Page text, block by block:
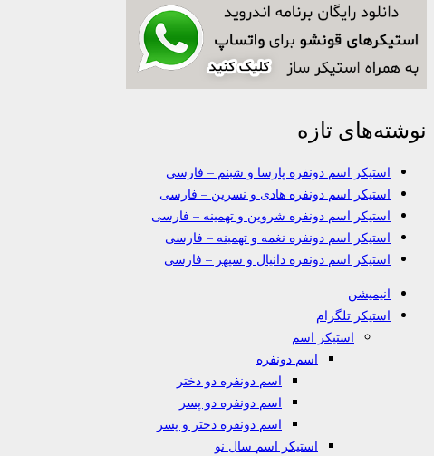
نوشته‌های تازه
استیکر اسم دونفره پارسا و شبنم – فارسی
استیکر اسم دونفره هادی و نسرین – فارسی
استیکر اسم دونفره شروین و تهمینه – فارسی
استیکر اسم دونفره نغمه و تهمینه – فارسی
استیکر اسم دونفره دانیال و سپهر – فارسی
انیمیشن
استیکر تلگرام
استیکر اسم
اسم دونفره
اسم دونفره دو دختر
اسم دونفره دو پسر
اسم دونفره دختر و پسر
استیکر اسم سال نو